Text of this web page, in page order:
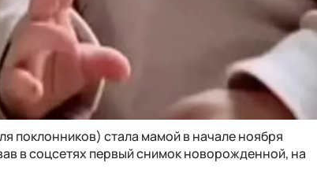
поклонников) стала мамой в начале ноября
в соцсетях первый снимок новорожденной, на